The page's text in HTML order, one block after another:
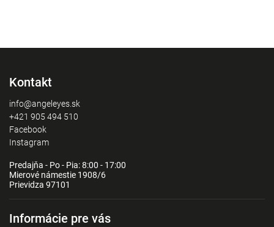
Kontakt
info@angeleyes.sk
+421 905 494 510
Facebook
Instagram
Predajňa - Po - Pia: 8:00 - 17:00
Mierové námestie 1908/6
Prievidza 97101
Informácie pre vás